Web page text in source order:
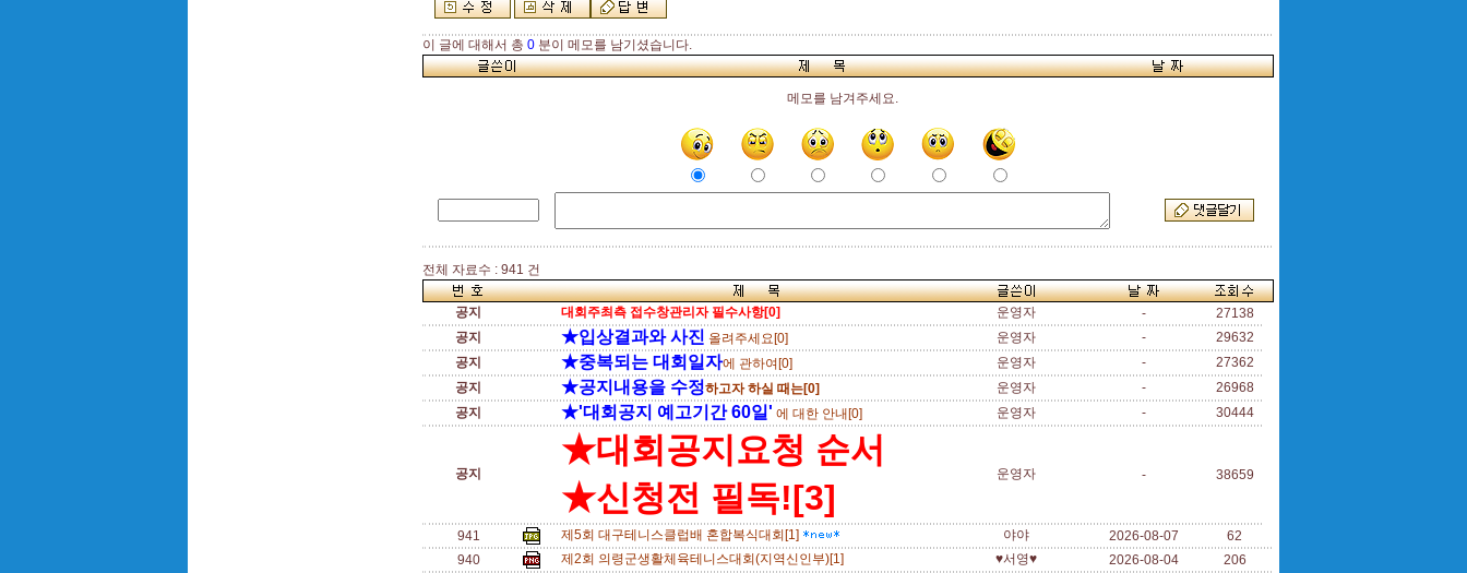
이 글에 대해서 총 0 분이 메모를 남기셨습니다.
메모를 남겨주세요.
전체 자료수 : 941 건
공지 대회주최측 접수창관리자 필수사항[0] 운영자 -
27138
공지
★입상결과와 사진 올려주세요[0] 운영자 -
29632
공지
★중복되는 대회일자에 관하여[0] 운영자 -
27362
공지
★공지내용을 수정하고자 하실 때는[0] 운영자 -
26968
공지
★'대회공지 예고기간 60일' 에 대한 안내[0] 운영자 - 30444
공지
★대회공지요청 순서
★신청전 필독![3]
운영자 - 38659
941 제5회 대구테니스클럽배 혼합복식대회[1] 야야 2026-08-07
62
940
제2회 의령군생활체육테니스대회(지역신인부)[1] ♥서영♥ 2026-08-04
206